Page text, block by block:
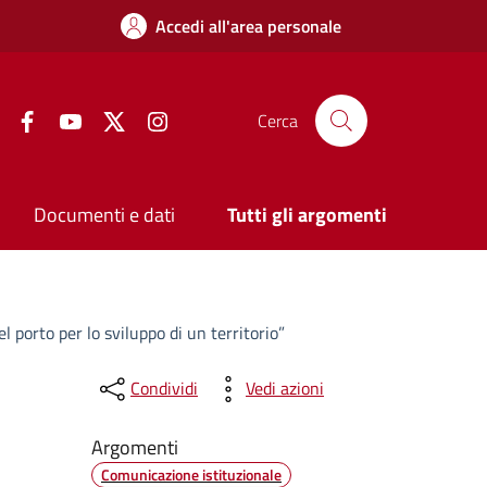
Accedi all'area personale
FacebookYouTube Twitter Cerca
Documenti e dati Tutti gli argomenti
porto per lo sviluppo di un territorio”
Condividi Vedi azioni
Argomenti
Comunicazione istituzionale